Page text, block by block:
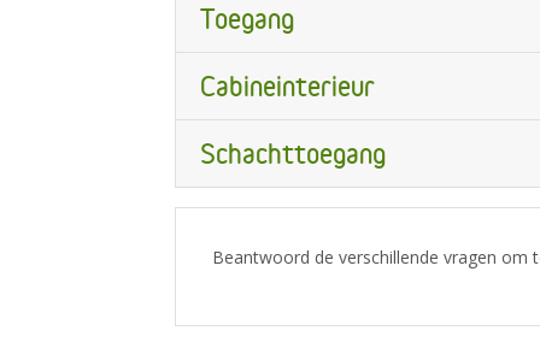
Toegang
Cabineinterieur
Schachttoegang
Beantwoord de verschillende vragen